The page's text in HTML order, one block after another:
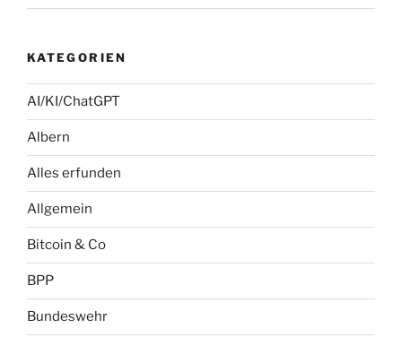
KATEGORIEN
AI/KI/ChatGPT
Albern
Alles erfunden
Allgemein
Bitcoin & Co
BPP
Bundeswehr